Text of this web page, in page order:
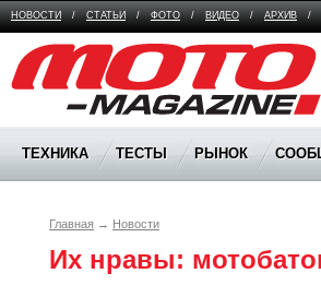
НОВОСТИ / СТАТЬИ / ФОТО / ВИДЕО / АРХИВ /
Moto Magazine
ТЕХНИКА ТЕСТЫ РЫНОК
Главная → Новости
Их нравы: